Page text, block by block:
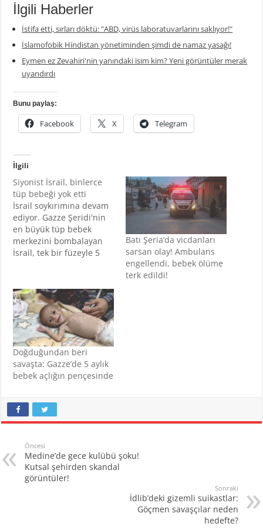
İlgili Haberler
İstifa etti, sırları döktü: "ABD, virüs laboratuvarlarını saklıyor!"
İslamofobik Hindistan yönetiminden şimdi de namaz yasağı!
Eymen ez Zevahiri'nin yanındaki isim kim? Yeni görüntüler merak
uyandırdı
Bunu paylaş:
Facebook X Telegram
İlgili
Siyonist İsrail, binlerce
tüp bebeği yok etti
İsrail soykırımına devam
ediyor. Gazze Şeridi'nin
en büyük tüp bebek
merkezini bombalayan
İsrail, tek bir füzeyle 5
yönelik soykırımı devam
ederken, işgalci Siyonist
yönetimi henüz
doğmamış çocukları da
hedef alıyor.
Yetkililerden yapılan
açıklamaya göre, İşgalci
İsrail güçlerinin Aralık
ayında Gazze Şeridi’ndeki
Batı Şeria’da vicdanları
sarsan olay! Ambulans
engellendi, bebek ölüme
terk edildi!
Doğduğundan beri
savaşta: Gazze’de 5 aylık
bebek açlığın pençesinde
Öncesi
Medine’de gece kulübü şoku!
Kutsal şehirden skandal
görüntüler!
Sonraki
İdlib’deki gizemli suikastlar:
Göçmen savaşçılar neden
hedefte?